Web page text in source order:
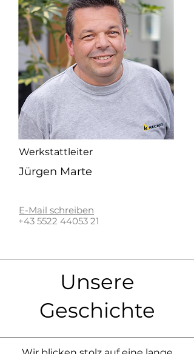
Werkstattleiter
Jürgen Marte
E-Mail schreiben
+43 5522 44053 21
Unsere
Geschichte